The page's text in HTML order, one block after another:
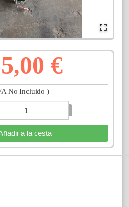
€
No Incluido )
a la cesta